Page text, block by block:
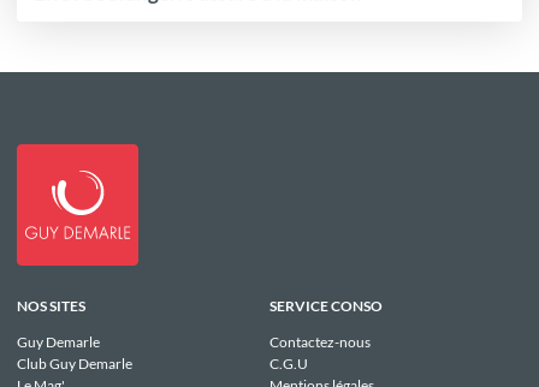
NOS SITES
Guy Demarle
Club Guy Demarle
SERVICE CONSO
Contactez-nous
C.G.U